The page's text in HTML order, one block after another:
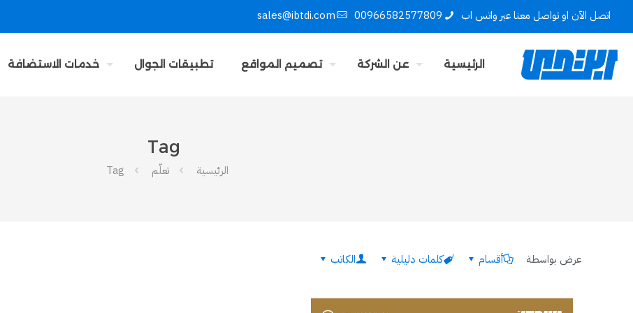
اتصل الآن او تواصل معنا عبر واتس اب 00966582577809
sales@ibtdi.com
الرئيسية عن الشركة تصميم المواقع تطبيقات الجوال خدمات الاستضافة
Tag
الرئيسية تعلّم Tag
عرض بواسطة أقسام كلمات دليلية الكاتب